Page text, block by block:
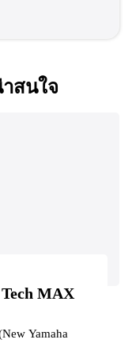
สนใจ
MAX
Yamaha